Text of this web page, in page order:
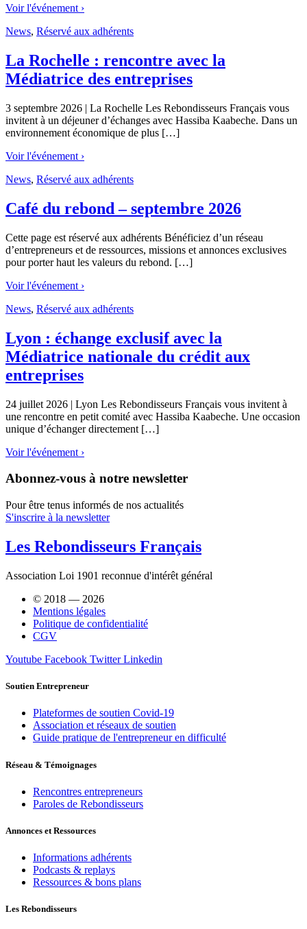
Voir l'événement ›
News, Réservé aux adhérents
La Rochelle : rencontre avec la
Médiatrice des entreprises
3 septembre 2026 | La Rochelle Les Rebondisseurs Français vous
invitent à un déjeuner d’échanges avec Hassiba Kaabeche. Dans un
environnement économique de plus […]
Voir l'événement ›
News, Réservé aux adhérents
Café du rebond – septembre 2026
Cette page est réservé aux adhérents Bénéficiez d’un réseau
d’entrepreneurs et de ressources, missions et annonces exclusives
pour porter haut les valeurs du rebond. […]
Voir l'événement ›
News, Réservé aux adhérents
Lyon : échange exclusif avec la
Médiatrice nationale du crédit aux
entreprises
24 juillet 2026 | Lyon Les Rebondisseurs Français vous invitent à
une rencontre en petit comité avec Hassiba Kaabeche. Une occasion
unique d’échanger directement […]
Voir l'événement ›
Abonnez-vous à notre newsletter
Pour être tenus informés de nos actualités
S'inscrire à la newsletter
Les Rebondisseurs Français
Association Loi 1901 reconnue d'intérêt général
© 2018 — 2026
Mentions légales
Politique de confidentialité
CGV
Youtube Facebook Twitter Linkedin
Soutien Entrepreneur
Plateformes de soutien Covid-19
Association et réseaux de soutien
Guide pratique de l'entrepreneur en difficulté
Réseau & Témoignages
Rencontres entrepreneurs
Paroles de Rebondisseurs
Annonces et Ressources
Informations adhérents
Podcasts & replays
Ressources & bons plans
Les Rebondisseurs